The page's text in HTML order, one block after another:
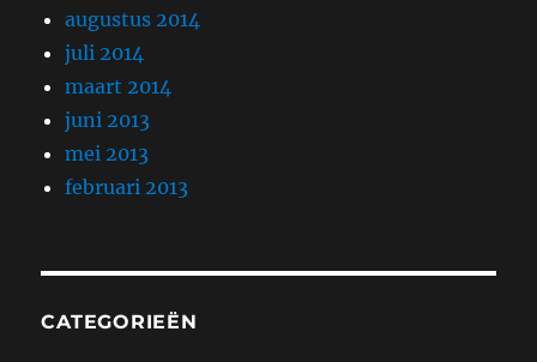
augustus 2014
juli 2014
maart 2014
juni 2013
mei 2013
februari 2013
CATEGORIEËN